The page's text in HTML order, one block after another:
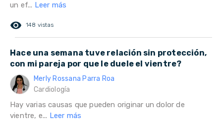
un ef... Leer más
remove_red_eye 148 vistas
Hace una semana tuve relación sin protección,
con mi pareja por que le duele el vientre?
Merly Rossana Parra Roa
Cardiología
Hay varias causas que pueden originar un dolor de
vientre, e... Leer más